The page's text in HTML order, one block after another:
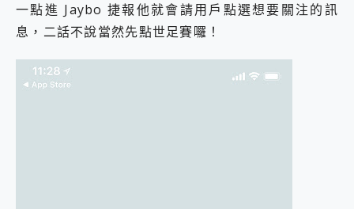
一點進 Jaybo 捷報他就會請用戶點選想要關注的訊
息，二話不說當然先點世足賽囉！